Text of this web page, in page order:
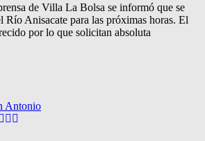
de Villa La Bolsa se informó que se
Río Anisacate para las próximas horas. El
por lo que solicitan absoluta
Antonio